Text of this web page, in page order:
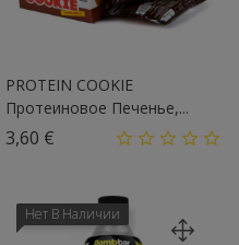
PROTEIN COOKIE
Протеиновое Печенье,...
3,60 €
Нет В Наличии